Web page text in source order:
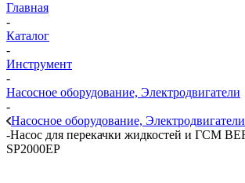
Главная
-
Каталог
-
Инструмент
-
Насосное оборудование, Электродвигатели
-
Насосное оборудование, Электродвигатели
-Насос для перекачки жидкостей и ГСМ
SP2000ЕР